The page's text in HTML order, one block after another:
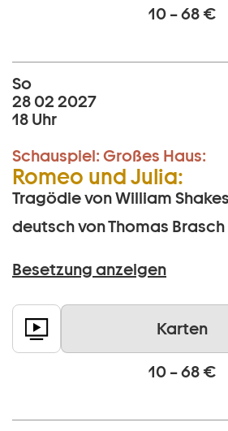
10 – 68 €
So
28 02 2027
18 Uhr
Schauspiel: Großes Haus:
Romeo und Julia:
Tragödie von William
deutsch von Thomas Brasch
Besetzung anzeigen
Karten
10 – 68 €